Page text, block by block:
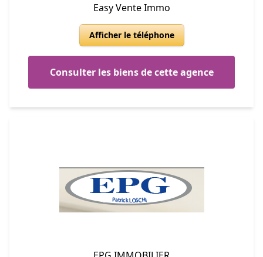
Easy Vente Immo
Afficher le téléphone
Consulter les biens de cette agence